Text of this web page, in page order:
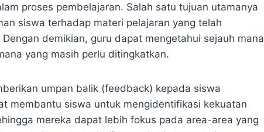
proses pembelajaran. Salah satu tujuan utamanya
siswa terhadap materi pelajaran yang telah
demikian, guru dapat mengetahui sejauh mana
yang masih perlu ditingkatkan.
umpan balik (feedback) kepada siswa
membantu siswa untuk mengidentifikasi kekuatan
mereka dapat lebih fokus pada area-area yang